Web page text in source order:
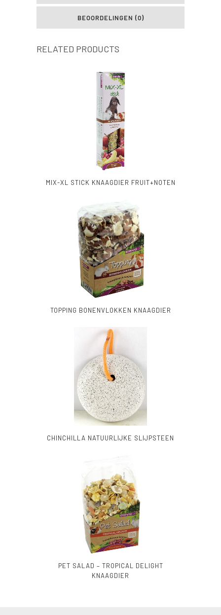
BEOORDELINGEN (0)
RELATED PRODUCTS
MIX-XL STICK KNAAGDIER FRUIT+NOTEN
TOPPING BONENVLOKKEN KNAAGDIER
CHINCHILLA NATUURLIJKE SLIJPSTEEN
PET SALAD – TROPICAL DELIGHT
KNAAGDIER